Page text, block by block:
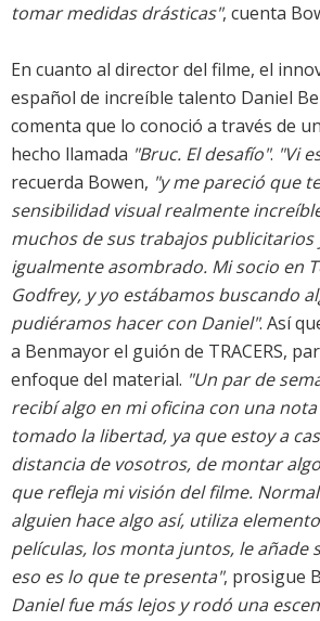
tomar medidas drásticas", cuenta
En cuanto al director del filme, el
español de increíble talento Daniel
comenta que lo conoció a través de
hecho llamada "Bruc. El desafío". "Vi
recuerda Bowen, "y me pareció que
sensibilidad visual realmente
muchos de sus trabajos publicitarios
igualmente asombrado. Mi socio en
Godfrey, y yo estábamos buscando
pudiéramos hacer con Daniel". Así
a Benmayor el guión de TRACERS,
enfoque del material. "Un par de
recibí algo en mi oficina con una nota
tomado la libertad, ya que estoy a
distancia de vosotros, de montar
que refleja mi visión del filme.
alguien hace algo así, utiliza
películas, los monta juntos, le añade
eso es lo que te presenta", prosigue
Daniel fue más lejos y rodó una